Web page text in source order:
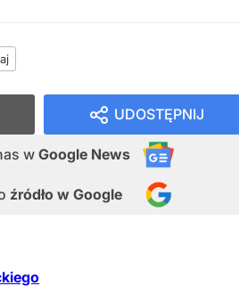
UDOSTĘPNIJ
w Google News
źródło w Google